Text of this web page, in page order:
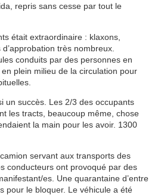
repris sans cesse par tout le
était extraordinaire : klaxons,
très nombreux.
conduits par des personnes en
plein milieu de la circulation pour
un succès. Les 2/3 des occupants
les tracts, beaucoup même, chose
la main pour les avoir. 1300
servant aux transports des
conducteurs ont provoqué par des
es. Une quarantaine d’entre
pour le bloquer. Le véhicule a été